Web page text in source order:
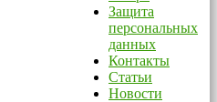
Защита
персональных
данных
Контакты
Статьи
Новости